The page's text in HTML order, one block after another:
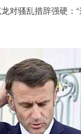
骚乱措辞强硬：